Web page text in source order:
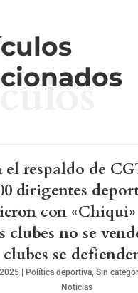
el respaldo de
dirigentes
con
clubes no se
clubes se
| Política deportiva, Sin
Noticias